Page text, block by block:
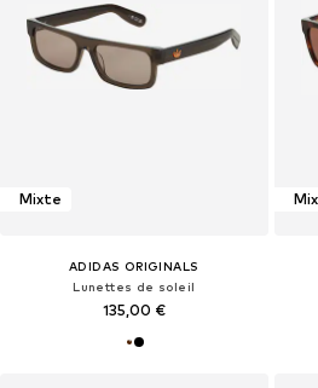
Mixte
ADIDAS ORIGINALS
Lunettes de soleil
135,00 €